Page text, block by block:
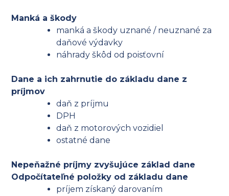
Manká a škody
manká a škody uznané / neuznané za
daňové výdavky
náhrady škôd od poisťovní
Dane a ich zahrnutie do základu dane z
príjmov
daň z príjmu
DPH
daň z motorových vozidiel
ostatné dane
Nepeňažné príjmy zvyšujúce základ dane
Odpočítateľné položky od základu dane
príjem získaný darovaním